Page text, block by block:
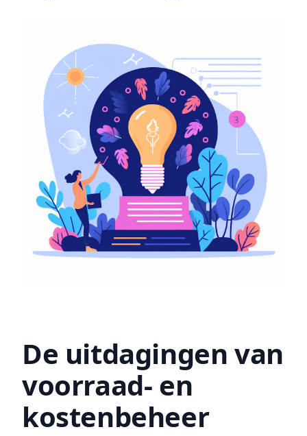
De uitdagingen van
voorraad- en
kostenbeheer